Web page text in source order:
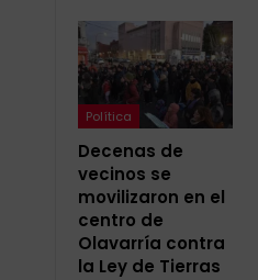
Política
Decenas de
vecinos se
movilizaron en el
centro de
Olavarría contra
la Ley de Tierras